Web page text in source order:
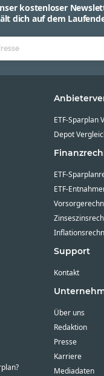
kostenloser
dich auf dem
ETF-Sparplan
Depot
ETF-
ETF-
Support
Kontakt
Über uns
Redaktion
Presse
Karriere
Mediadaten